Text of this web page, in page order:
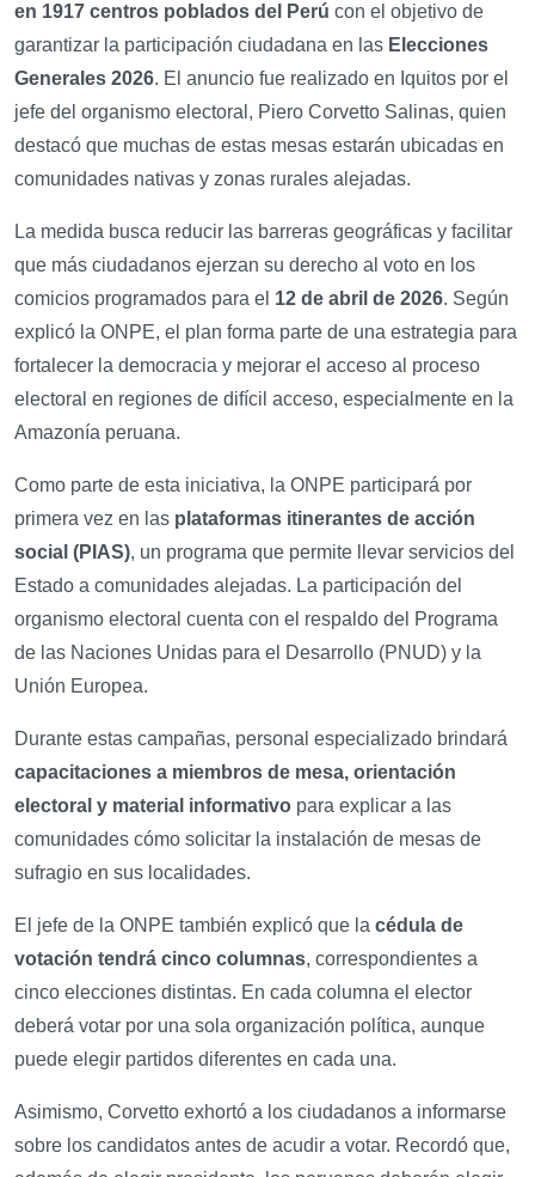
en 1917 centros poblados del Perú con el objetivo de
garantizar la participación ciudadana en las Elecciones
Generales 2026. El anuncio fue realizado en Iquitos por el
jefe del organismo electoral, Piero Corvetto Salinas, quien
destacó que muchas de estas mesas estarán ubicadas en
comunidades nativas y zonas rurales alejadas.
La medida busca reducir las barreras geográficas y facilitar
que más ciudadanos ejerzan su derecho al voto en los
comicios programados para el 12 de abril de 2026. Según
explicó la ONPE, el plan forma parte de una estrategia para
fortalecer la democracia y mejorar el acceso al proceso
electoral en regiones de difícil acceso, especialmente en la
Amazonía peruana.
Como parte de esta iniciativa, la ONPE participará por
primera vez en las plataformas itinerantes de acción
social (PIAS), un programa que permite llevar servicios del
Estado a comunidades alejadas. La participación del
organismo electoral cuenta con el respaldo del Programa
de las Naciones Unidas para el Desarrollo (PNUD) y la
Unión Europea.
Durante estas campañas, personal especializado brindará
capacitaciones a miembros de mesa, orientación
electoral y material informativo para explicar a las
comunidades cómo solicitar la instalación de mesas de
sufragio en sus localidades.
El jefe de la ONPE también explicó que la cédula de
votación tendrá cinco columnas, correspondientes a
cinco elecciones distintas. En cada columna el elector
deberá votar por una sola organización política, aunque
puede elegir partidos diferentes en cada una.
Asimismo, Corvetto exhortó a los ciudadanos a informarse
sobre los candidatos antes de acudir a votar. Recordó que,